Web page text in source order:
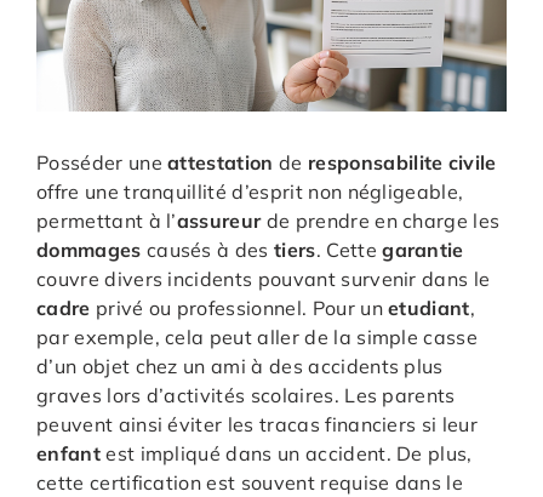
Posséder uneattestation de responsabilite civile
offre une tranquillité d’esprit non négligeable,
permettant à l’assureurde prendre en charge les
dommages causés à destiers. Cettegarantie
couvre divers incidents pouvant survenir dans le
cadre privé ou professionnel. Pour unetudiant,
par exemple, cela peut aller de la simple casse
d’un objet chez un ami à des accidents plus
graves lors d’activités scolaires. Les parents
peuvent ainsi éviter les tracas financiers si leur
enfantest impliqué dans un accident. De plus,
cette certification est souvent requise dans le